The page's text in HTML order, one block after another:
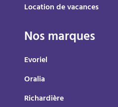
Location de vacances
Nos marques
Evoriel
Oralia
Richardière